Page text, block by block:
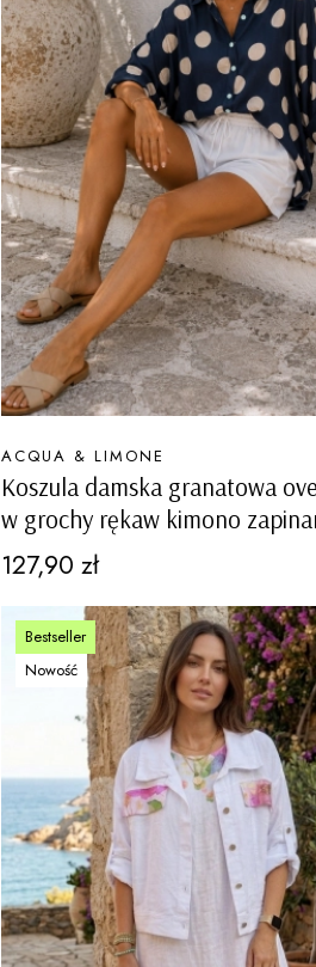
Koszula damska granatowa
w grochy rękaw kimono
guziki z kołnierzykiem Gaiarine
PRODUCENT
ACQUA & LIMONE
Cena
127,90 zł
Bestseller
Nowość